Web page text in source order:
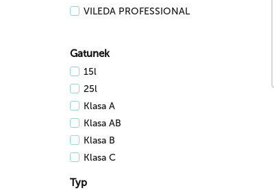
VILEDA PROFESSIONAL
Gatunek
15l
25l
Klasa A
Klasa AB
Klasa B
Klasa C
Typ